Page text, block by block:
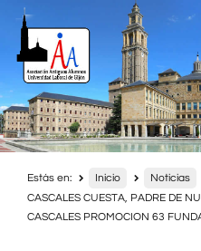
Estás en: Inicio Noticias
CASCALES CUESTA, PADRE DE
CASCALES PROMOCION 63